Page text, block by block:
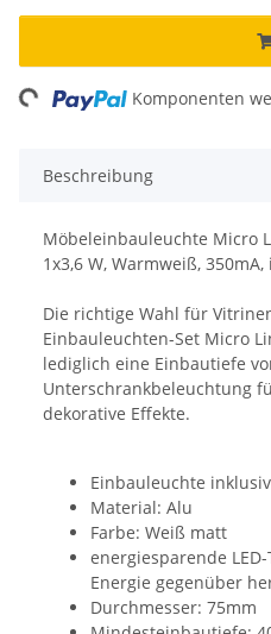
Komponenten
Beschreibung
Möbeleinbauleuchte Micro
1x3,6 W, Warmweiß,
Die richtige Wahl für
Einbauleuchten-Set Micro
lediglich eine Einbautiefe
Unterschrankbeleuchtung
dekorative Effekte.
Einbauleuchte
Material: Alu
Farbe: Weiß matt
energiesparende
Energie gegenüber
Durchmesser: 75mm